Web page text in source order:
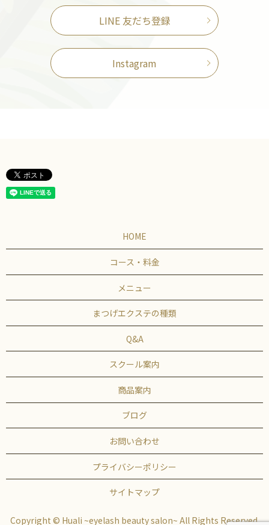
LINE 友だち登録
Instagram
HOME
コース・料金
メニュー
まつげエクステの種類
Q&A
スクール案内
商品案内
ブログ
お問い合わせ
プライバシーポリシー
サイトマップ
Copyright © Huali ~eyelash beauty salon~ All Rights Reserved.